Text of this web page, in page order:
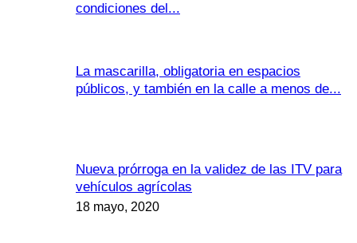
condiciones del...
La mascarilla, obligatoria en espacios
públicos, y también en la calle a menos de...
Nueva prórroga en la validez de las ITV para
vehículos agrícolas
18 mayo, 2020